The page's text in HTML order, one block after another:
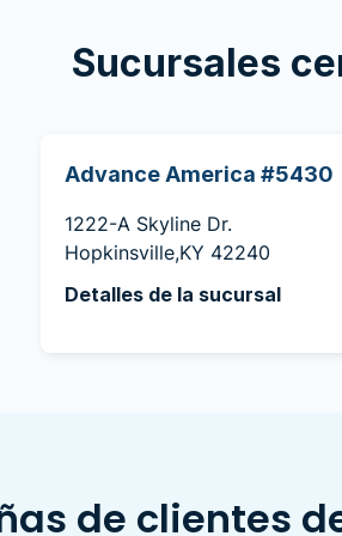
Sucursales
Advance America #5430
1222-A Skyline Dr.
Hopkinsville,KY 42240
Detalles de la sucursal
de clientes